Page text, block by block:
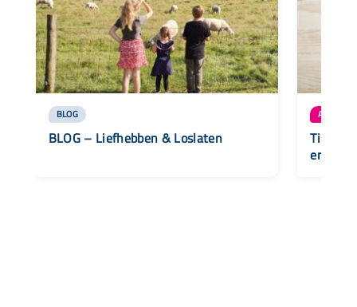
BLOG
BLOG – Liefhebben & Loslaten
AANBOD